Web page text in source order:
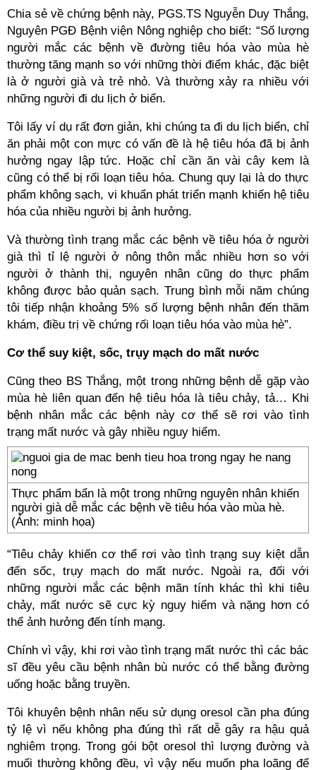
Chia sẻ về chứng bệnh này, PGS.TS Nguyễn Duy Thắng,
Nguyên PGĐ Bệnh viện Nông nghiệp cho biết: “Số lượng
người mắc các bệnh về đường tiêu hóa vào mùa hè
thường tăng mạnh so với những thời điểm khác, đặc biệt
là ở người già và trẻ nhỏ. Và thường xảy ra nhiều với
những người đi du lịch ở biển.
Tôi lấy ví dụ rất đơn giản, khi chúng ta đi du lịch biển, chỉ
ăn phải một con mực có vấn đề là hệ tiêu hóa đã bị ảnh
hưởng ngay lập tức. Hoặc chỉ cần ăn vài cây kem là
cũng có thể bị rối loạn tiêu hóa. Chung quy lại là do thực
phẩm không sạch, vi khuẩn phát triển mạnh khiến hệ tiêu
hóa của nhiều người bị ảnh hưởng.
Và thường tình trạng mắc các bệnh về tiêu hóa ở người
già thì tỉ lệ người ở nông thôn mắc nhiều hơn so với
người ở thành thị, nguyên nhân cũng do thực phẩm
không được bảo quản sạch. Trung bình mỗi năm chúng
tôi tiếp nhận khoảng 5% số lượng bệnh nhân đến thăm
khám, điều trị về chứng rối loạn tiêu hóa vào mùa hè”.
Cơ thể suy kiệt, sốc, trụy mạch do mất nước
Cũng theo BS Thắng, một trong những bệnh dễ gặp vào
mùa hè liên quan đến hệ tiêu hóa là tiêu chảy, tả… Khi
bệnh nhân mắc các bệnh này cơ thể sẽ rơi vào tình
trạng mất nước và gây nhiều nguy hiểm.
Thực phẩm bẩn là một trong những nguyên nhân khiến
người già dễ mắc các bệnh về tiêu hóa vào mùa hè.
(Ảnh: minh họa)
“Tiêu chảy khiến cơ thể rơi vào tình trạng suy kiệt dẫn
đến sốc, trụy mạch do mất nước. Ngoài ra, đối với
những người mắc các bệnh mãn tính khác thì khi tiêu
chảy, mất nước sẽ cực kỳ nguy hiểm và nặng hơn có
thể ảnh hưởng đến tính mạng.
Chính vì vậy, khi rơi vào tình trạng mất nước thì các bác
sĩ đều yêu cầu bệnh nhân bù nước có thể bằng đường
uống hoặc bằng truyền.
Tôi khuyên bệnh nhân nếu sử dụng oresol cần pha đúng
tỷ lệ vì nếu không pha đúng thì rất dễ gây ra hậu quả
nghiêm trọng. Trong gói bột oresol thì lượng đường và
muối thường không đều, vì vậy nếu muốn pha loãng để